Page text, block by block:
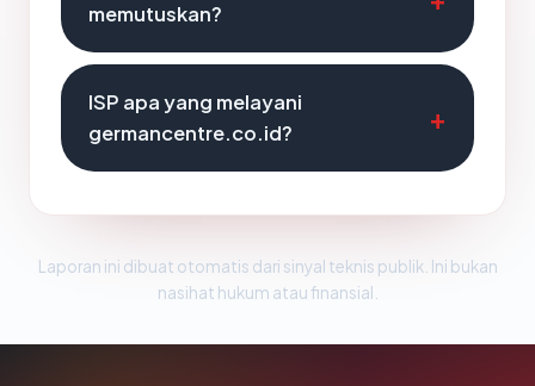
memutuskan?
ISP apa yang melayani
germancentre.co.id?
Laporan ini dibuat otomatis dari sinyal teknis publik. Ini bukan
nasihat hukum atau finansial.